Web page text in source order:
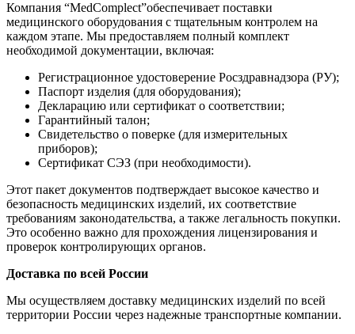
Компания “MedComplect”обеспечивает поставки
медицинского оборудования с тщательным контролем на
каждом этапе. Мы предоставляем полный комплект
необходимой документации, включая:
Регистрационное удостоверение Росздравнадзора (РУ);
Паспорт изделия (для оборудования);
Декларацию или сертификат о соответствии;
Гарантийный талон;
Свидетельство о поверке (для измерительных
приборов);
Сертификат СЭЗ (при необходимости).
Этот пакет документов подтверждает высокое качество и
безопасность медицинских изделий, их соответствие
требованиям законодательства, а также легальность покупки.
Это особенно важно для прохождения лицензирования и
проверок контролирующих органов.
Доставка по всей России
Мы осуществляем доставку медицинских изделий по всей
территории России через надежные транспортные компании.